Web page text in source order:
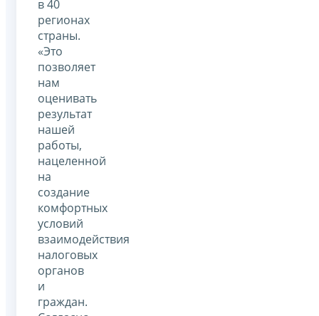
в 40
регионах
страны.
«Это
позволяет
нам
оценивать
результат
нашей
работы,
нацеленной
на
создание
комфортных
условий
взаимодействия
налоговых
органов
и
граждан.